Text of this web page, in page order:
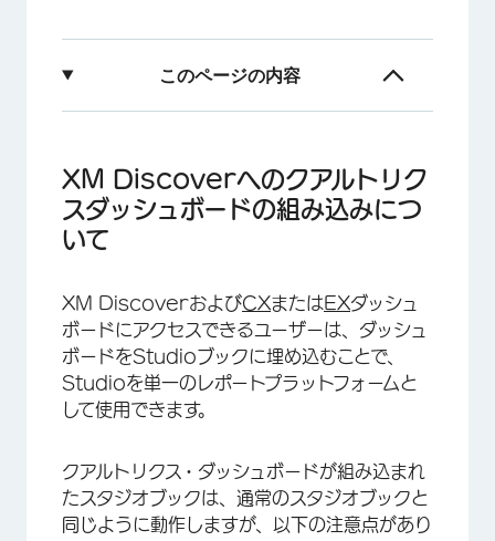
このページの内容
埋め込みに対応したウィジェット
始める前に
得する。
クアルトリクスダッシュボードをXM Discover
Bookのタブとして埋め込む
スタジオでのクアルトリクス・ダッシュボードの
FAQs
XM Discoverへのクアルトリク
スダッシュボードの組み込みにつ
いて
XM DiscoverおよびCXまたはEXダッシュ
ボードにアクセスできるユーザーは、ダッシュ
ボードをStudioブックに埋め込むことで、
Studioを単一のレポートプラットフォームと
して使用できます。
クアルトリクス・ダッシュボードが組み込まれ
たスタジオブックは、通常のスタジオブックと
同じように動作しますが、以下の注意点があり